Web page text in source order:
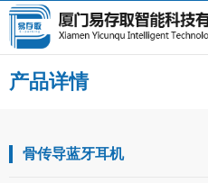
产品详情
骨传导蓝牙耳机